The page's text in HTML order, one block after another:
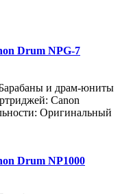
Drum NPG-7
и драм-юниты
Canon
Оригинальный
Drum NP1000